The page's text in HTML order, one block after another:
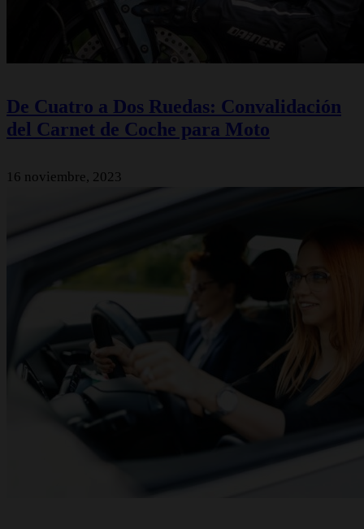
De Cuatro a Dos Ruedas: Convalidación
del Carnet de Coche para Moto
16 noviembre, 2023